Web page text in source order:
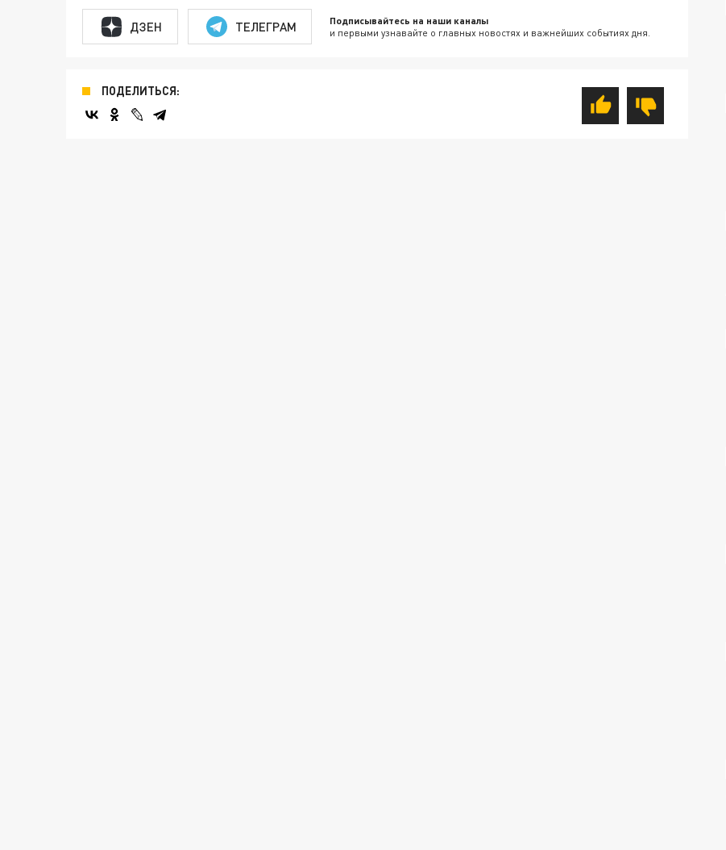
ДЗЕН ТЕЛЕГРАМ Подписывайтесь на наши каналы
и первыми узнавайте о главных новостях и важнейших событиях дня.
ПОДЕЛИТЬСЯ: